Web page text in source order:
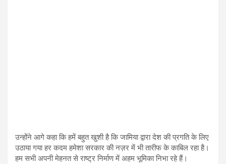
उन्होंने आगे कहा कि हमें बहुत खुशी है कि जामिया द्वारा देश की प्रगति के लिए
उठाया गया हर कदम हमेशा सरकार की नज़र में भी तारीफ के काबिल रहा है।
हम सभी अपनी मेहनत से राष्ट्र निर्माण में अहम भूमिका निभा रहे हैं।